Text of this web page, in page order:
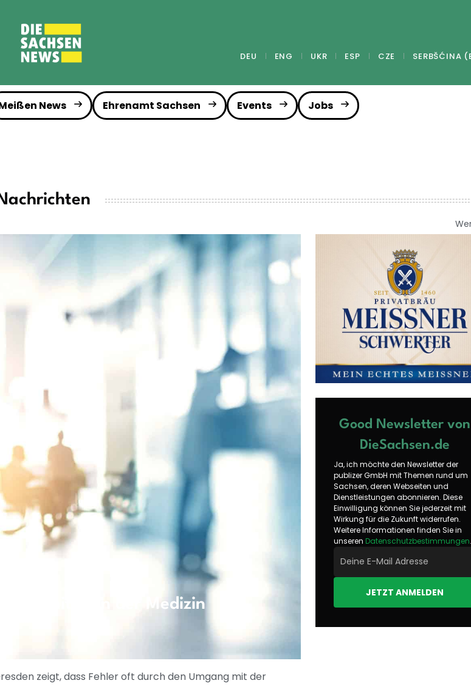
DEU ENG UKR ESP CZE SERBŠĆINA
News Ehrenamt Sachsen Events Jobs
mit KI in der Medizin
zeigt, dass Fehler oft durch den Umgang mit der
Good Newsletter von
DieSachsen.de
Ja, ich möchte den Newsletter der
publizer GmbH mit Themen rund um
Sachsen, deren Webseiten und
Dienstleistungen abonnieren. Diese
Einwilligung können Sie jederzeit mit
Wirkung für die Zukunft widerrufen.
Weitere Informationen finden Sie in
unseren Datenschutzbestimmungen.
JETZT ANMELDEN